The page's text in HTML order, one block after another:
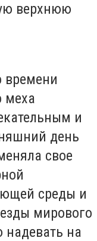
верхнюю
времени
меха
и
день
свое
среды и
мирового
надевать на